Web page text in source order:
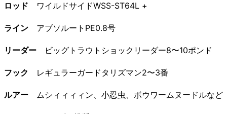
ロッド ワイルドサイドWSS-ST64L +
ライン アブソルートPE0.8号
リーダー ビッグトラウトショックリーダー8〜10ポンド
フック レギュラーガードタリズマン2〜3番
ルアー ムシィィィィン、小忍虫、ボウワームヌードルなど